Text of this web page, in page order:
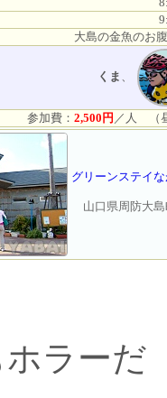
大島の金魚のお
くま 、
参加費：2,500円 ／人 （
グリーンステイ
山口県周防大島
ラーだ